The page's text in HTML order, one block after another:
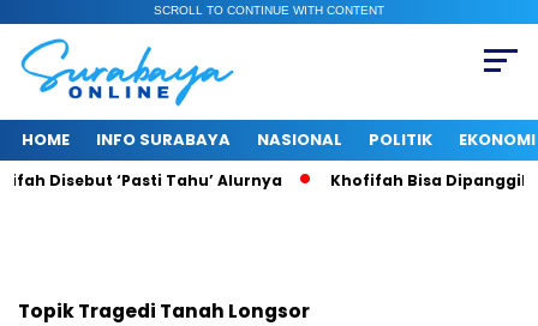
SCROLL TO CONTINUE WITH CONTENT
HOME INFO SURABAYA NASIONAL POLITIK EKONOMI
Disebut ‘Pasti Tahu’ Alurnya Khofifah Bisa Dipanggil
TopikTragedi Tanah Longsor